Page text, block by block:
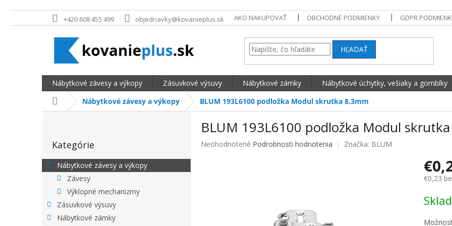
Prejsť na obsah +420 608 455 499 objednavky@kovanieplus.sk AKO NAKUPOVAŤ OBCHODNÉ PODMIENKY GDPR
HĽADAŤ
Nábytkové závesy a výkopy Zásuvkové výsuvy Nábytkové zámky Nábytkové úchytky, vešiaky a gombíky
DomovNábytkové závesy a výkopy BLUM 193L6100 podložka Modul skrutka 8,3mm
BOČNÝ PANEL
Kategórie
Nábytkové závesy a výkopy
Závesy
Výklopné mechanizmy
Zásuvkové výsuvy
Nábytkové zámky
BLUM 193L6100 podložka Modul
Priemerné hodnotenie produktu je 0,0 z 5 hviezdičiek.
Neohodnotené Podrobnosti hodnotenia Značka: BLUM
€0,23